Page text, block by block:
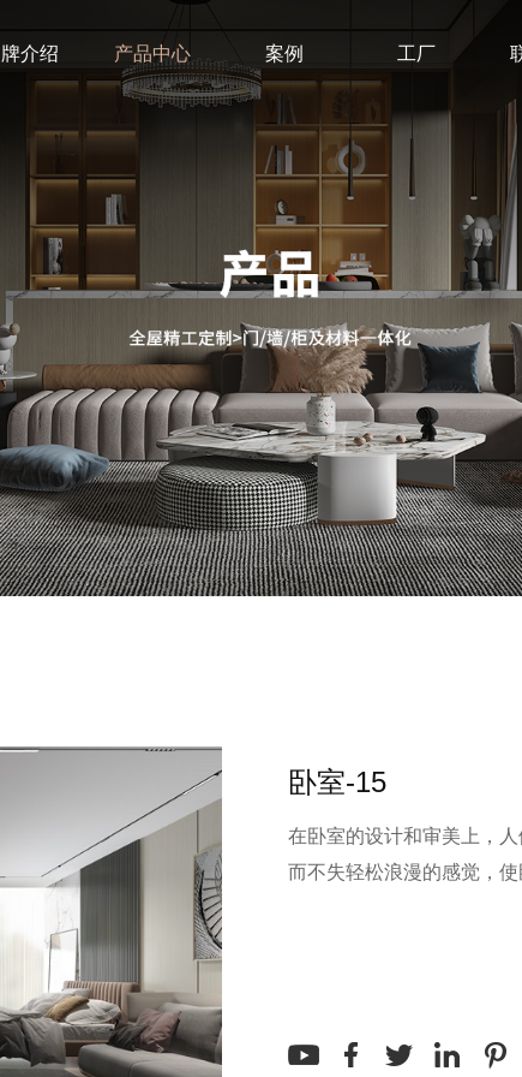
介绍 产品中心 案例 工厂
卧室-15
在卧室的设计和审美上，
而不失轻松浪漫的感觉，